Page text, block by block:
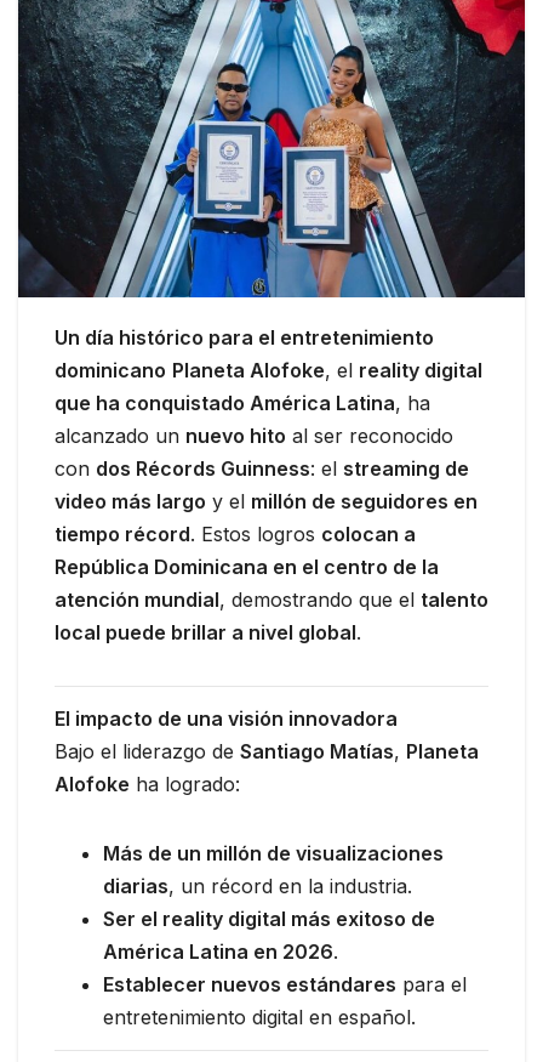
Un día histórico para el entretenimiento
dominicano Planeta Alofoke, el reality digital
que ha conquistado América Latina, ha
alcanzado un nuevo hito al ser reconocido
con dos Récords Guinness: el streaming de
video más largo y el millón de seguidores en
tiempo récord. Estos logros colocan a
República Dominicana en el centro de la
atención mundial, demostrando que el talento
local puede brillar a nivel global.
El impacto de una visión innovadora
Bajo el liderazgo de Santiago Matías, Planeta
Alofoke ha logrado:
Más de un millón de visualizaciones
diarias, un récord en la industria.
Ser el reality digital más exitoso de
América Latina en 2026.
Establecer nuevos estándares para el
entretenimiento digital en español.